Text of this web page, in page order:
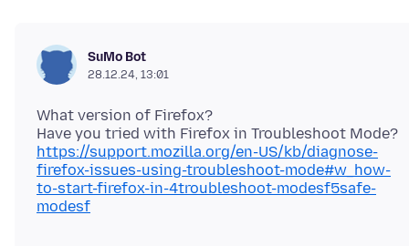
SuMo Bot
28.12.24, 13:01
What version of Firefox?
https://support.mozilla.org/en-US/kb/diagnose-
firefox-issues-using-troubleshoot-mode#w_how-
to-start-firefox-in-4troubleshoot-modesf5safe-
modesf